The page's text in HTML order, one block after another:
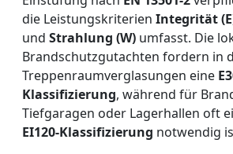
die Leistungskriterien Integrität
und Strahlung (W) umfasst. Die
Brandschutzgutachten fordern in
Treppenraumverglasungen eine
Klassifizierung, während für
Tiefgaragen oder Lagerhallen oft
EI120-Klassifizierung notwendig